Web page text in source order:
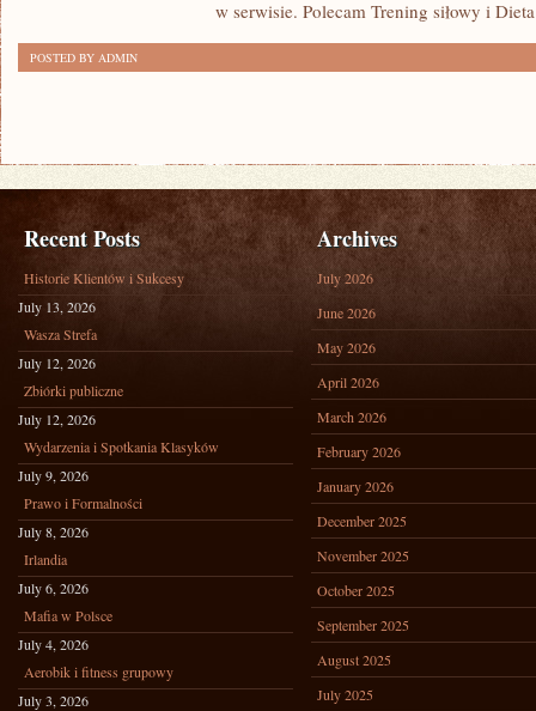
w serwisie. Polecam Trening siłowy i
POSTED BY ADMIN
Recent Posts
Historie Klientów i Sukcesy
July 13, 2026
Wasza Strefa
July 12, 2026
Zbiórki publiczne
July 12, 2026
Wydarzenia i Spotkania Klasyków
July 9, 2026
Prawo i Formalności
July 8, 2026
Irlandia
July 6, 2026
Mafia w Polsce
July 4, 2026
Aerobik i fitness grupowy
July 3, 2026
Archives
July 2026
June 2026
May 2026
April 2026
March 2026
February 2026
January 2026
December 2025
November 2025
October 2025
September 2025
August 2025
July 2025